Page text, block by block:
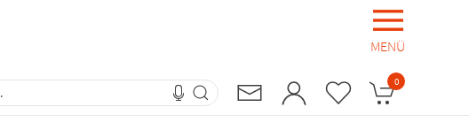
MENÜ
0